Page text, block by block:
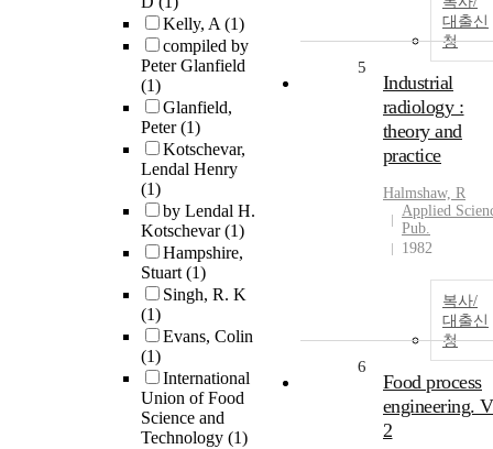
Kelly, A(1)
compiled by
Peter Glanfield
(1)
Glanfield,
Peter(1)
Kotschevar,
Lendal Henry
(1)
by Lendal H.
Kotschevar(1)
Hampshire,
Stuart(1)
Singh, R. K
(1)
Evans, Colin
(1)
International
Union of Food
Science and
Technology (1)
대출신
청
5
Industrial
radiology :
theory and
practice
Halmshaw, R
Applied
Pub.
1982
복사/
대출신
청
6
Food process
engineering.
2